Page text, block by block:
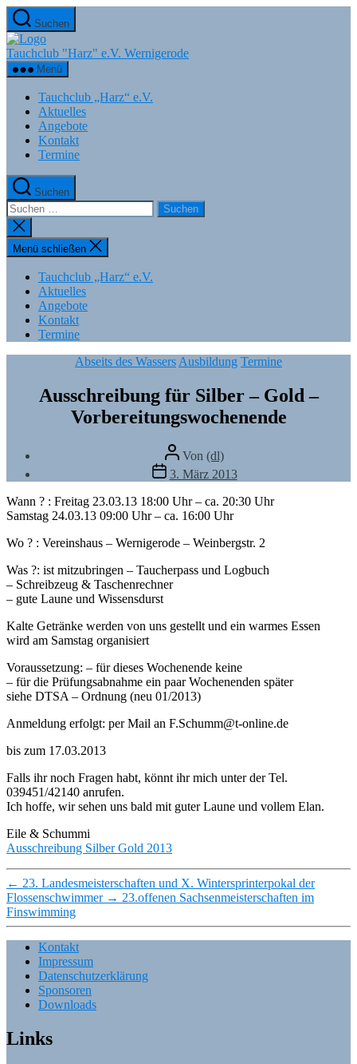
Zum
Inhalt
springen
Suchen
Tauchclub "Harz" e.V. Wernigerode
Menü
Tauchclub „Harz“ e.V.
Aktuelles
Angebote
Kontakt
Termine
Suchen
Suchen
nach:
Suche
schließen
Menü schließen
Tauchclub „Harz“ e.V.
Aktuelles
Angebote
Kontakt
Termine
Kategorien
Abseits des Wassers Ausbildung Termine
Ausschreibung für Silber – Gold –
Vorbereitungswochenende
Beitragsautor
Von (dl)
Veröffentlichungsdatum
3. März 2013
Wann ? : Freitag 23.03.13 18:00 Uhr – ca. 20:30 Uhr
Samstag 24.03.13 09:00 Uhr – ca. 16:00 Uhr
Wo ? : Vereinshaus – Wernigerode – Weinbergstr. 2
Was ?: ist mitzubringen – Taucherpass und Logbuch
– Schreibzeug & Taschenrechner
– gute Laune und Wissensdurst
Kalte Getränke werden von uns gestellt und ein warmes Essen
wird am Samstag organisiert
Voraussetzung: – für dieses Wochenende keine
– für die Prüfungsabnahme ein paar Wochenenden später
siehe DTSA – Ordnung (neu 01/2013)
Anmeldung erfolgt: per Mail an F.Schumm@t-online.de
bis zum 17.03.2013
Falls ihr noch Fragen habt, könnt ihr mich unter der Tel.
039451/42140 anrufen.
Ich hoffe, wir sehen uns bald mit guter Laune und vollem Elan.
Eile & Schummi
Ausschreibung Silber Gold 2013
← 23. Landesmeisterschaften und X. Wintersprinterpokal der
Flossenschwimmer → 23.offenen Sachsenmeisterschaften im
Finswimming
Kontakt
Impressum
Datenschutzerklärung
Sponsoren
Downloads
Links